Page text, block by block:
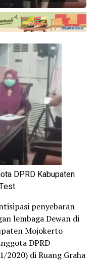
DPRD Kabupaten
penyebaran
lembaga Dewan di
Mojokerto
DPRD
2020) di Ruang Graha